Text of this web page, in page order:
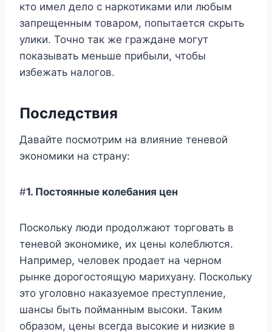
кто имел дело с наркотиками или любым
запрещенным товаром, попытается скрыть
улики. Точно так же граждане могут
показывать меньше прибыли, чтобы
избежать налогов.
Последствия
Давайте посмотрим на влияние теневой
экономики на страну:
#1. Постоянные колебания цен
Поскольку люди продолжают торговать в
теневой экономике, их цены колеблются.
Например, человек продает на черном
рынке дорогостоящую марихуану. Поскольку
это уголовно наказуемое преступление,
шансы быть пойманным высоки. Таким
образом, цены всегда высокие и низкие в